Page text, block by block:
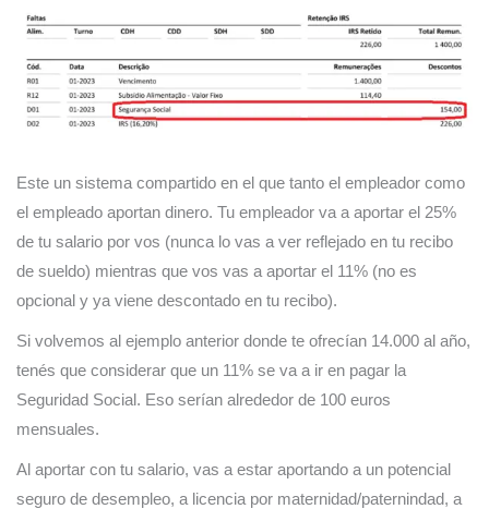
Este un sistema compartido en el que tanto el empleador como
el empleado aportan dinero. Tu empleador va a aportar el 25%
de tu salario por vos (nunca lo vas a ver reflejado en tu recibo
de sueldo) mientras que vos vas a aportar el 11% (no es
opcional y ya viene descontado en tu recibo).
Si volvemos al ejemplo anterior donde te ofrecían 14.000 al año,
tenés que considerar que un 11% se va a ir en pagar la
Seguridad Social. Eso serían alrededor de 100 euros
mensuales.
Al aportar con tu salario, vas a estar aportando a un potencial
seguro de desempleo, a licencia por maternidad/paternindad, a